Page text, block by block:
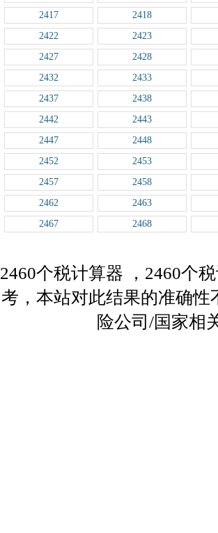
2417
2418
2422
2423
2427
2428
2432
2433
2437
2438
2442
2443
2447
2448
2452
2453
2457
2458
2462
2463
2467
2468
2460个税计算器
，2460个
考，本站对此结果的准确
险公司/国家相